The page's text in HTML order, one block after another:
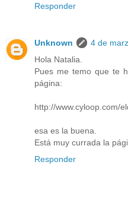
Responder
Unknown
4 de
Hola Natalia.
Pues me temo que te
página:
http://www.cyloop.com/
esa es la buena.
Está muy currada la
Responder